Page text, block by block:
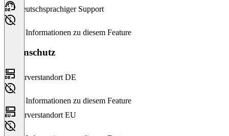
Deutschsprachiger Support
Keine Informationen zu diesem Feature
Datenschutz
Serverstandort DE
Keine Informationen zu diesem Feature
Serverstandort EU